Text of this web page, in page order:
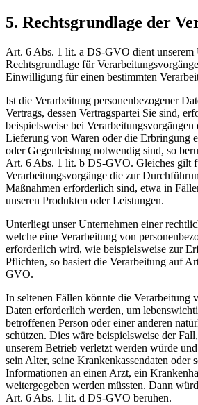
5. Rechtsgrundlage der
Art. 6 Abs. 1 lit. a DS-GVO dient unserem
Rechtsgrundlage für
Einwilligung für einen bestimmten
Ist die Verarbeitung personenbezogener
Vertrags, dessen Vertragspartei Sie sind,
beispielsweise bei
Lieferung von Waren oder die Erbringung
oder Gegenleistung notwendig sind, so
Art. 6 Abs. 1 lit. b DS-GVO. Gleiches gilt
Verarbeitungsvorgänge die zur
Maßnahmen erforderlich sind, etwa in
unseren Produkten oder Leistungen.
Unterliegt unser Unternehmen einer
welche eine Verarbeitung von
erforderlich wird, wie beispielsweise zur
Pflichten, so basiert die Verarbeitung auf
GVO.
In seltenen Fällen könnte die Verarbeitung
Daten erforderlich werden, um
betroffenen Person oder einer anderen
schützen. Dies wäre beispielsweise der
unserem Betrieb verletzt werden würde
sein Alter, seine Krankenkassendaten oder
Informationen an einen Arzt, ein
weitergegeben werden müssten. Dann
Art. 6 Abs. 1 lit. d DS-GVO beruhen.